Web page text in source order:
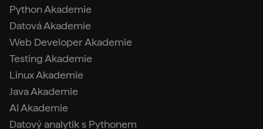
Python Akademie
Datová Akademie
Web Developer Akademie
Testing Akademie
Linux Akademie
Java Akademie
AI Akademie
Datový analytik s Pythonem